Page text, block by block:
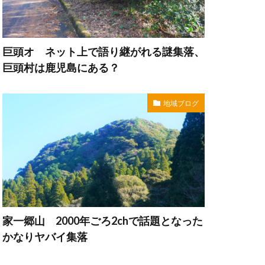
巨頭オ ネット上で語り継がれる謎集落、
巨頭村は鹿児島にある？
地域ブログ
家一郷山 2000年ごろ2chで話題となった
かなりヤバイ集落